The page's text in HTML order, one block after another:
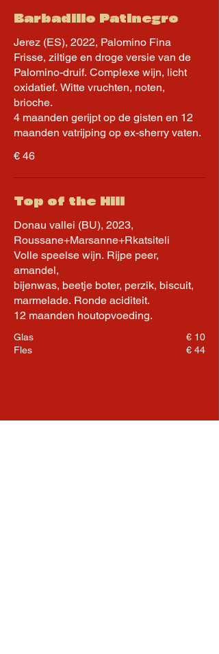
Barbadillo Patinegro
Jerez (ES), 2022, Palomino Fina
Frisse, ziltige en droge versie van de
Palomino-druif. Complexe wijn, licht
oxidatief. Witte vruchten, noten,
brioche.
4 maanden gerijpt op de gisten en 12
maanden vatrijping op ex-sherry vaten.
€ 46
Top of the Hill
Donau vallei (BU), 2023,
Roussane+Marsanne+Rkatsiteli
Volle speelse wijn. Rijpe peer,
amandel,
bijenwas, beetje boter, perzik, biscuit,
marmelade. Ronde aciditeit.
12 maanden houtopvoeding.
Glas
€ 10
Fles
€ 44